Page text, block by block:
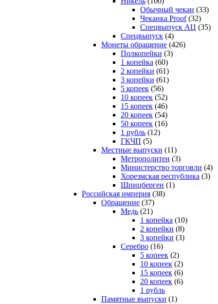
Обычный чекан (33)
Чеканка Proof(32)
Спецвыпуск АЦ (35)
Спецвыпуск (4)
Монеты обращение (426)
Полкопейки (3)
1 копейка (60)
2 копейки (61)
3 копейки (61)
5 копеек (56)
10 копеек (52)
15 копеек (46)
20 копеек (54)
50 копеек (16)
1 рубль (12)
ГКЧП (5)
Местные выпуски (11)
Метрополитен (3)
Министерство торговли (4)
Хорезмская республика (3)
Шпицберген (1)
Российская империя (38)
Обращение (37)
Медь (21)
1 копейка (10)
2 копейки (8)
3 копейки (3)
Серебро (16)
5 копеек (2)
10 копеек (2)
15 копеек (6)
20 копеек (6)
1 рубль
Памятные выпуски (1)